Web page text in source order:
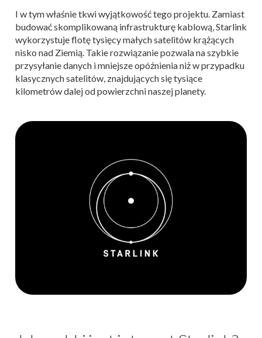
I w tym właśnie tkwi wyjątkowość tego projektu. Zamiast
budować skomplikowaną infrastrukturę kablową, Starlink
wykorzystuje flotę tysięcy małych satelitów krążących
nisko nad Ziemią. Takie rozwiązanie pozwala na szybkie
przysyłanie danych i mniejsze opóźnienia niż w przypadku
klasycznych satelitów, znajdujących się tysiące
kilometrów dalej od powierzchni naszej planety.